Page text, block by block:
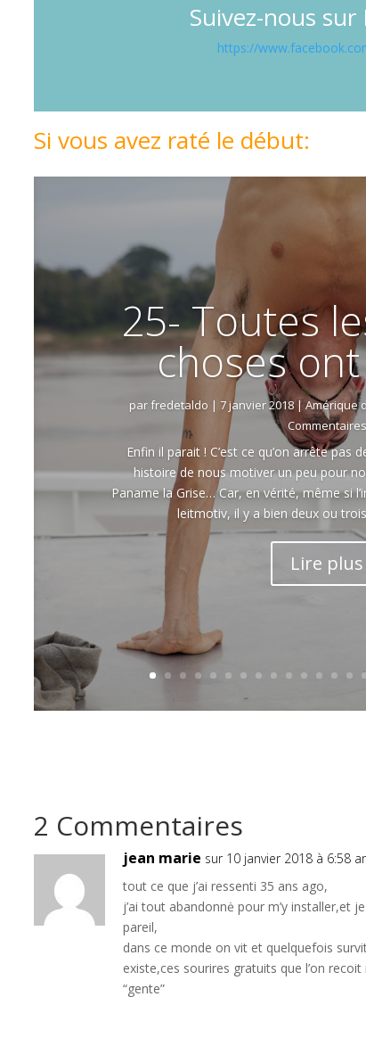
Suivez-nous sur
https://
Si vous avez raté le début:
25- Toutes
choses
parfredetaldo | 7 janvier 2018| Amérique
Commentaires
Enfin il parait ! C’est ce qu’on arrête pas
histoire de nous motiver un peu pour
Paname la Grise… Car, en vérité, même si
leitmotiv, il y a bien deux ou
Lire plus
2 Commentaires
jean marie sur 10 janvier 2018 à 6:58
tout ce que j’ai ressenti 35 ans ago,
j’ai tout abandonnė pour m’y installer,et
pareil,
dans ce monde on vit et quelquefois
existe,ces sourires gratuits que l’on
“gente”